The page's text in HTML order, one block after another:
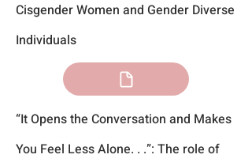
Cisgender Women and Gender Diverse
Individuals
“It Opens the Conversation and Makes
You Feel Less Alone. . .”: The role of